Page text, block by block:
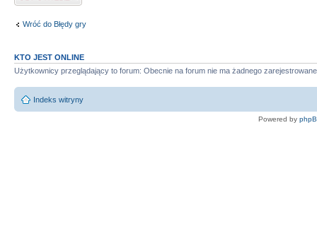
Wróć do Błędy gry
KTO JEST ONLINE
Użytkownicy przeglądający to forum: Obecnie na forum nie ma żadnego
Indeks witryny
Powered by